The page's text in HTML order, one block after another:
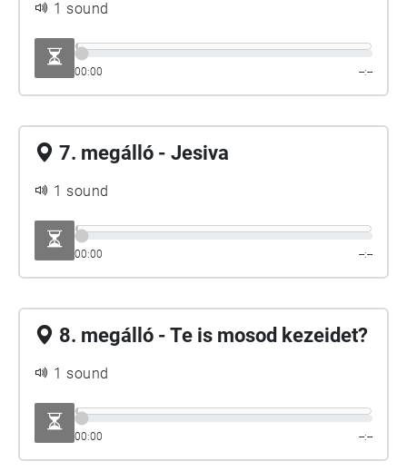
1 sound
00:00 --:--
7. megálló - Jesiva
1 sound
00:00 --:--
8. megálló - Te is mosod kezeidet?
1 sound
00:00 --:--